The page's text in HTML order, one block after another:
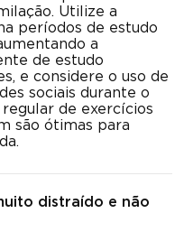
Utilize a
períodos de estudo
a
de estudo
e considere o uso de
sociais durante o
de exercícios
são ótimas para
distraído e não